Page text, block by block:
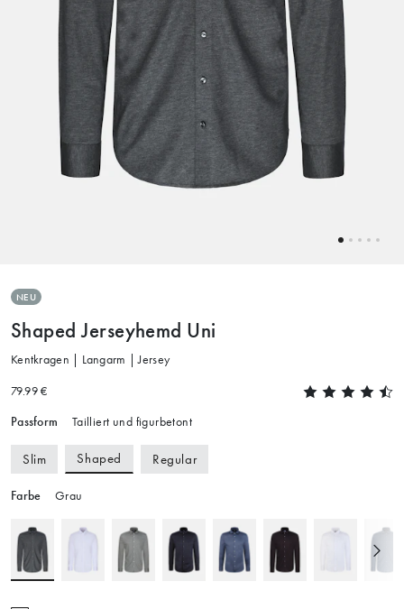
NEU
Shaped Jerseyhemd Uni
Kentkragen | Langarm | Jersey
79.99 €
Passform Tailliert und figurbetont
Slim Shaped Regular
Farbe Grau